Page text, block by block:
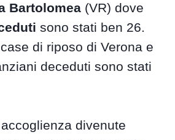
Bartolomea (VR) dove
sono stati ben 26.
di riposo di Verona e
deceduti sono stati
divenute